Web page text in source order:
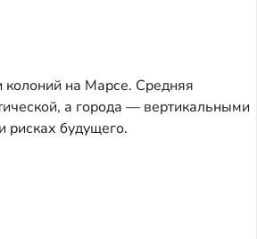
колоний на Марсе. Средняя
а города — вертикальными
рисках будущего.